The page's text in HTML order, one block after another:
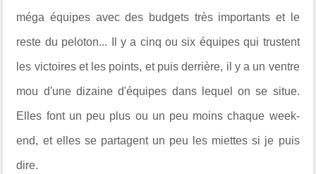
méga équipes avec des budgets très importants et le
reste du peloton... Il y a cinq ou six équipes qui trustent
les victoires et les points, et puis derrière, il y a un ventre
mou d'une dizaine d'équipes dans lequel on se situe.
Elles font un peu plus ou un peu moins chaque week-
end, et elles se partagent un peu les miettes si je puis
dire.